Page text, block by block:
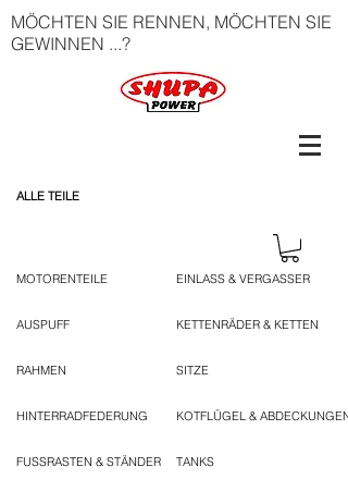
MÖCHTEN SIE RENNEN, MÖCHTEN SIE
GEWINNEN ...?
ALLE TEILE
MOTORENTEILE
AUSPUFF
RAHMEN
HINTERRADFEDERUNG
FUSSRASTEN & STÄNDER
EINLASS & VERGASSER
KETTENRÄDER & KETTEN
SITZE
KOTFLÜGEL & ABDECKUNGEN
TANKS